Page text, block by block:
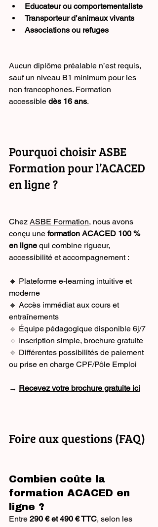
Educateur ou comportementaliste
Transporteur d’animaux vivants
Associations ou refuges
Aucun diplôme préalable n’est requis,
sauf un niveau B1 minimum pour les
non francophones. Formation
accessible dès 16 ans.
Pourquoi choisir ASBE
Formation pour l’ACACED
en ligne ?
Chez ASBE Formation, nous avons
conçu une formation ACACED 100 %
en ligne qui combine rigueur,
accessibilité et accompagnement :
🔹 Plateforme e-learning intuitive et
moderne
🔹 Accès immédiat aux cours et
entraînements
🔹 Équipe pédagogique disponible 6j/7
🔹 Inscription simple, brochure gratuite
🔹 Différentes possibilités de paiement
ou prise en charge CPF/Pôle Emploi
→ Recevez votre brochure gratuite ici
Foire aux questions (FAQ)
Combien coûte la
formation ACACED en
ligne ?
Entre 290 € et 490 € TTC, selon les